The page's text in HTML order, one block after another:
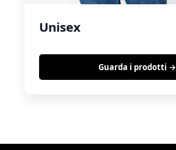
Unisex
Guarda i prodotti →